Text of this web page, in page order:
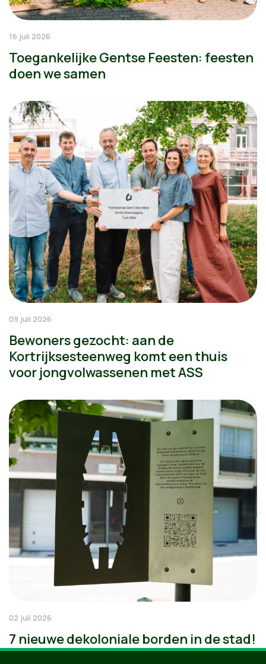
16 juli 2026
Toegankelijke Gentse Feesten: feesten
doen we samen
09 juli 2026
Bewoners gezocht: aan de
Kortrijksesteenweg komt een thuis
voor jongvolwassenen met ASS
02 juli 2026
7 nieuwe dekoloniale borden in de stad!